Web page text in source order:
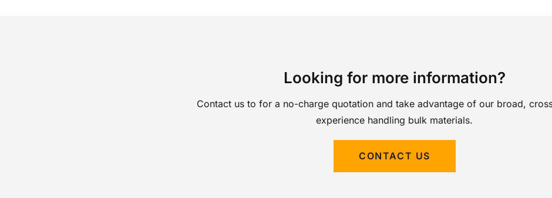
Looking for more information?
Contact us to for a no-charge quotation and take advantage of our broad,
experience handling bulk materials.
CONTACT US